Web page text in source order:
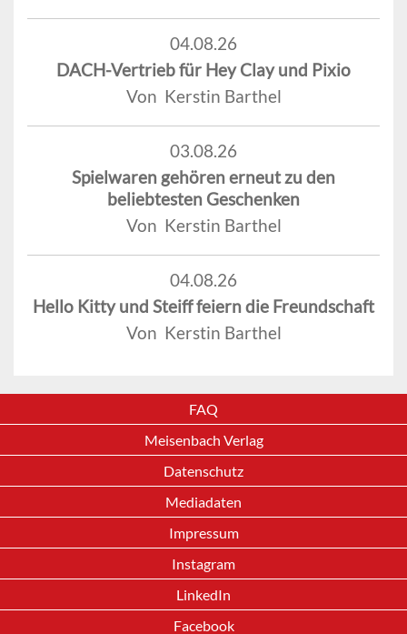
04.08.26
DACH-Vertrieb für Hey Clay und Pixio
Von Kerstin Barthel
03.08.26
Spielwaren gehören erneut zu den
beliebtesten Geschenken
Von Kerstin Barthel
04.08.26
Hello Kitty und Steiff feiern die Freundschaft
Von Kerstin Barthel
FAQ
Meisenbach Verlag
Datenschutz
Mediadaten
Impressum
Instagram
LinkedIn
Facebook